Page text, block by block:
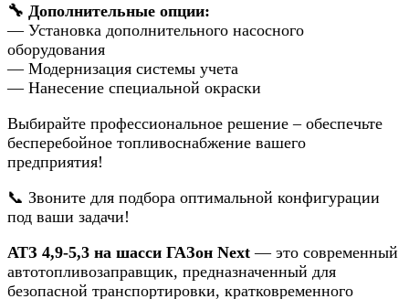
🔧 Дополнительные опции:
— Установка дополнительного насосного
оборудования
— Модернизация системы учета
— Нанесение специальной окраски
Выбирайте профессиональное решение – обеспечьте
бесперебойное топливоснабжение вашего
предприятия!
📞 Звоните для подбора оптимальной конфигурации
под ваши задачи!
АТЗ 4,9-5,3 на шасси ГАЗон Next — это современный
автотопливозаправщик, предназначенный для
безопасной транспортировки, кратковременного